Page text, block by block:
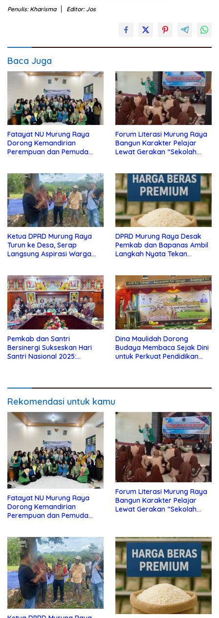
Penulis: Kharisma Editor: Jos
Baca Juga
Fatayat NU Murung Raya
Dorong Kemandirian
Perempuan dan Pemuda
Forum Literasi Murung Raya
Bangun Karakter Pelajar
Lewat Gerakan “Sekolah
Ketua DPRD Murung Raya
Turun ke Desa, Serap
Langsung Aspirasi Warga
DPRD Murung Raya Desak
Pemkab dan Bapanas Ambil
Langkah Nyata Tekan
Pemkab dan Santri
Bersinergi Sukseskan Hari
Santri Nasional 2025:
Dina Maulidah Dorong
Budaya Membaca Sejak Dini
untuk Perkuat Pendidikan
Rekomendasi untuk kamu
Fatayat NU Murung Raya
Dorong Kemandirian
Perempuan dan Pemuda
Forum Literasi Murung Raya
Bangun Karakter Pelajar
Lewat Gerakan “Sekolah